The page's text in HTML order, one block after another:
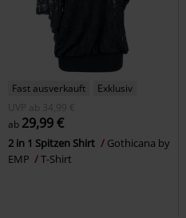
Fast ausverkauft
Exklusiv
UVP
ab
34,99 €
ab 29,99 €
2 in 1 Spitzen Shirt
Gothicana by
EMP
T-Shirt